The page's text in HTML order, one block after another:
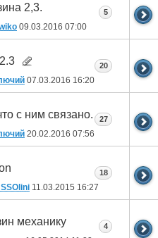
2,3.
09.03.2016 07:00
5
07.03.2016 16:20
20
с ним связано.
20.02.2016 07:56
27
11.03.2015 16:27
18
механику 4